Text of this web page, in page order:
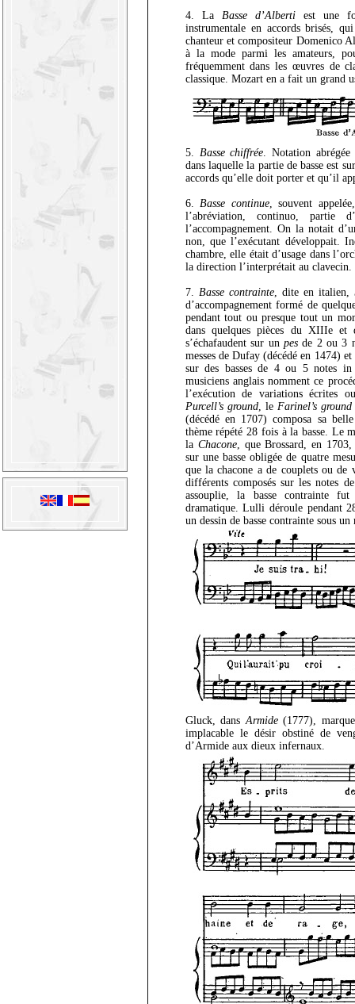
4. La Basse d’Alberti est une
instrumentale en accords brisés,
chanteur et compositeur Domenico
à la mode parmi les amateurs,
fréquemment dans les œuvres de
classique. Mozart en a fait un grand
5. Basse chiffrée. Notation abrégée
dans laquelle la partie de basse est
accords qu’elle doit porter et qu’il
6.Basse continue, souvent
l’abréviation, continuo, partie
l’accompagnement. On la notait
non, que l’exécutant développait.
chambre, elle était d’usage dans
la direction l’interprétait au clavecin.
7. Basse contrainte, dite en italien,
d’accompagnement formé de
pendant tout ou presque tout un
dans quelques pièces du XIIIe
s’échafaudent sur un pesde 2 ou 3
messes de Dufay (décédé en 1474)
sur des basses de 4 ou 5 notes
musiciens anglais nomment ce
l’exécution de variations écrites
Purcell’s ground, le Farinel’s ground
(décédé en 1707) composa sa
thème répété 28 fois à la basse. Le
la Chacone, que Brossard, en
sur une basse obligée de quatre
que la chacone a de couplets ou de
différents composés sur les notes
assouplie, la basse contrainte
dramatique. Lulli déroule pendant
un dessin de basse contrainte sous
Gluck, dansArmide(1777), marque
implacable le désir obstiné de
d’Armide aux dieux infernaux.